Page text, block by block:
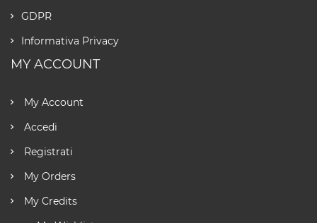
GDPR
Informativa Privacy
MY ACCOUNT
My Account
Accedi
Registrati
My Orders
My Credits